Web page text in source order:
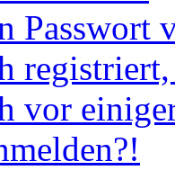
Passwort
vor